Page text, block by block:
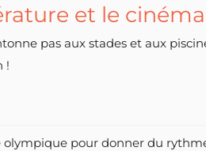
et le cinéma
pas aux stades et aux
!
pour donner du